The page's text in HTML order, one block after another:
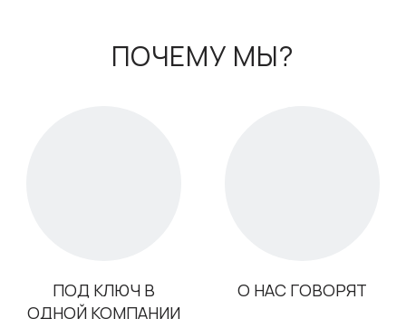
ПОЧЕМУ МЫ?
ПОД КЛЮЧ В
ОДНОЙ КОМПАНИИ
О НАС ГОВОРЯТ